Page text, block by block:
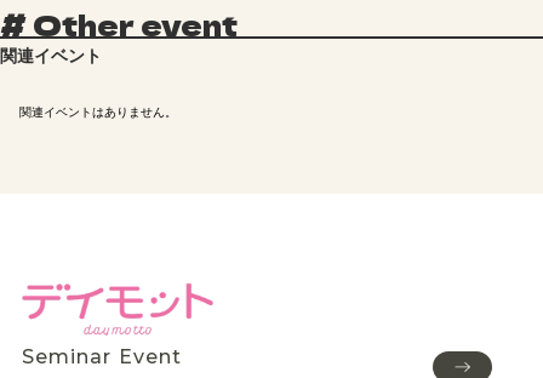
#Other event
関連イベント
関連イベントはありません。
Seminar Event